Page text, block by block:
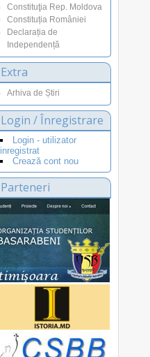
Constituţia Rep. Moldova
Constituția României
Declarația de
Independență
Extra
Arhiva de Știri
Login / Înregistrare
Login - utilizator
inregistrat
Crează cont nou
Parteneri